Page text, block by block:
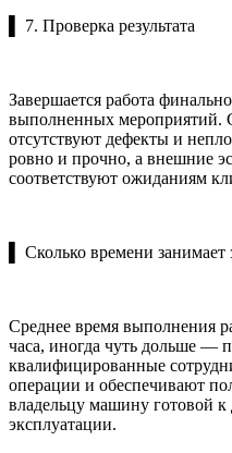
▌ 7. Проверка результата
Завершается работа
выполненных мероприятий.
отсутствуют дефекты и
ровно и прочно, а внешние
соответствуют ожиданиям
▌ Сколько времени занимает
Среднее время выполнения
часа, иногда чуть дольше —
квалифицированные
операции и обеспечивают
владельцу машину готовой к
эксплуатации.